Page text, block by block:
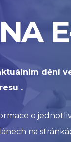
dění
.
o
na